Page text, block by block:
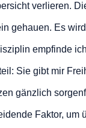
verlieren.
gehauen. Es
empfinde
Sie gibt mir
gänzlich
Faktor, um